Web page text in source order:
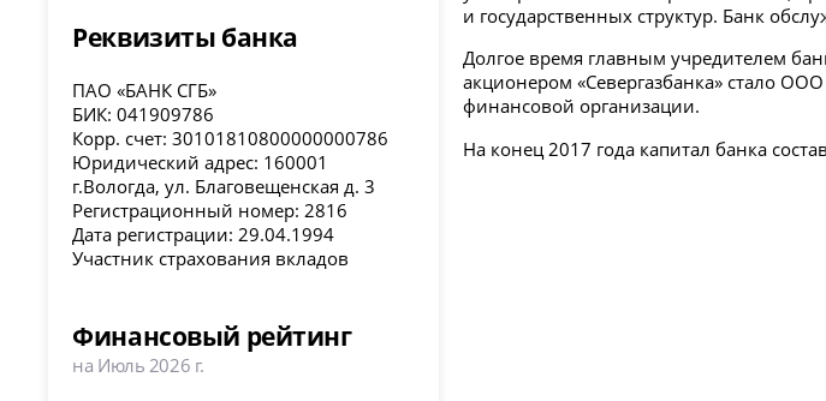
Реквизиты банка
ПАО «БАНК СГБ»
БИК: 041909786
Корр. счет: 30101810800000000786
Юридический адрес: 160001
г.Вологда, ул. Благовещенская д. 3
Регистрационный номер: 2816
Дата регистрации: 29.04.1994
Участник страхования вкладов
Финансовый рейтинг
на Июль 2026 г.
и государственных структур. Банк
Долгое время главным учредителем
акционером «Севергазбанка» стало
финансовой организации.
На конец 2017 года капитал банка